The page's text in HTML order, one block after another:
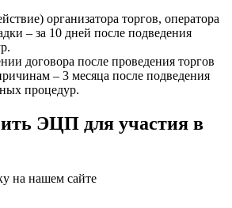
организатора торгов, оператора
– за 10 дней после подведения
договора после проведения торгов
– 3 месяца после подведения
процедур.
ЭЦП для участия в
на нашем сайте